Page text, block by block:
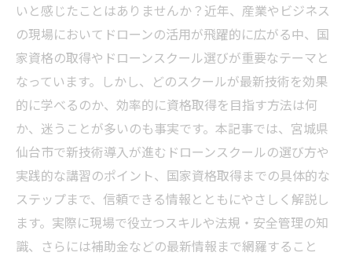
いと感じたことはありませんか？近年、産業やビジネス
の現場においてドローンの活用が飛躍的に広がる中、国
家資格の取得やドローンスクール選びが重要なテーマと
なっています。しかし、どのスクールが最新技術を効果
的に学べるのか、効率的に資格取得を目指す方法は何
か、迷うことが多いのも事実です。本記事では、宮城県
仙台市で新技術導入が進むドローンスクールの選び方や
実践的な講習のポイント、国家資格取得までの具体的な
ステップまで、信頼できる情報とともにやさしく解説し
ます。実際に現場で役立つスキルや法規・安全管理の知
識、さらには補助金などの最新情報まで網羅すること